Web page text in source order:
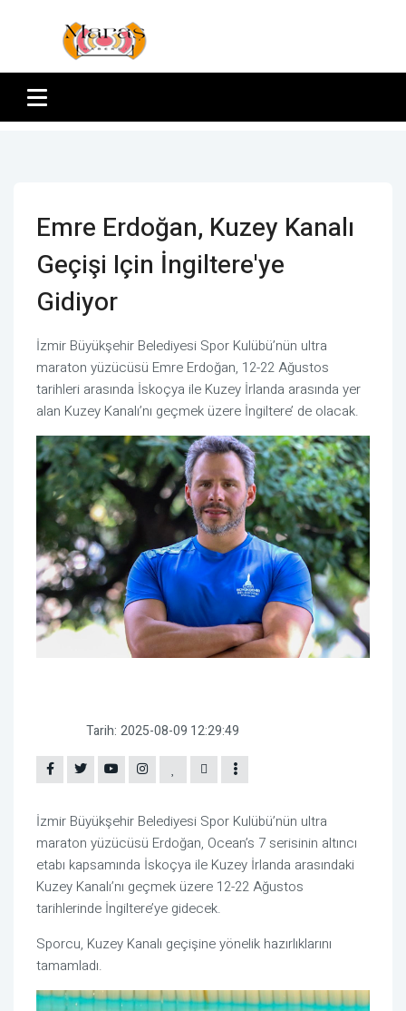
Emre Erdoğan, Kuzey Kanalı
Geçişi Için İngiltere'ye
Gidiyor
İzmir Büyükşehir Belediyesi Spor Kulübü’nün ultra
maraton yüzücüsü Emre Erdoğan, 12-22 Ağustos
tarihleri arasında İskoçya ile Kuzey İrlanda arasında yer
alan Kuzey Kanalı’nı geçmek üzere İngiltere’ de olacak.
Tarih: 2025-08-09 12:29:49
İzmir Büyükşehir Belediyesi Spor Kulübü’nün ultra
maraton yüzücüsü Erdoğan, Ocean’s 7 serisinin altıncı
etabı kapsamında İskoçya ile Kuzey İrlanda arasındaki
Kuzey Kanalı’nı geçmek üzere 12-22 Ağustos
tarihlerinde İngiltere’ye gidecek.
Sporcu, Kuzey Kanalı geçişine yönelik hazırlıklarını
tamamladı.